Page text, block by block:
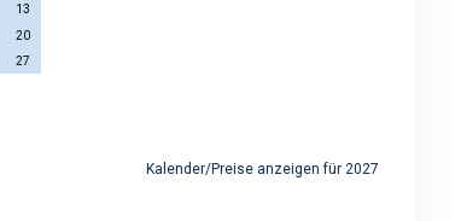
13
20
27
Kalender/Preise anzeigen für 2027